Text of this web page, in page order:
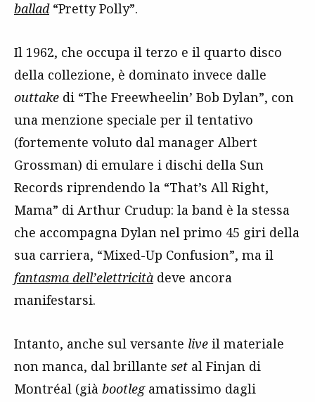
ballad“Pretty Polly”.
Il 1962, che occupa il terzo e il quarto disco
della collezione, è dominato invece dalle
outtake di “The Freewheelin’ Bob Dylan”, con
una menzione speciale per il tentativo
(fortemente voluto dal manager Albert
Grossman) di emulare i dischi della Sun
Records riprendendo la “That’s All Right,
Mama” di Arthur Crudup: la band è la stessa
che accompagna Dylan nel primo 45 giri della
sua carriera, “Mixed-Up Confusion”, ma il
fantasma dell’elettricità deve ancora
manifestarsi.
Intanto, anche sul versante live il materiale
non manca, dal brillante set al Finjan di
Montréal (già bootlegamatissimo dagli